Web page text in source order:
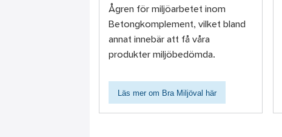
Ågren för miljöarbetet inom
Betongkomplement, vilket bland
annat innebär att få våra
produkter miljöbedömda.
Läs mer om Bra Miljöval här